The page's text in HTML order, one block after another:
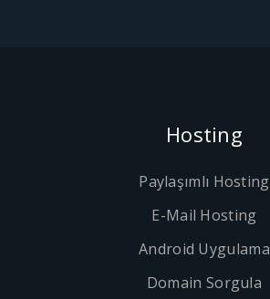
Hosting
Paylaşımlı Hosting
E-Mail Hosting
Android Uygulama
Domain Sorgula